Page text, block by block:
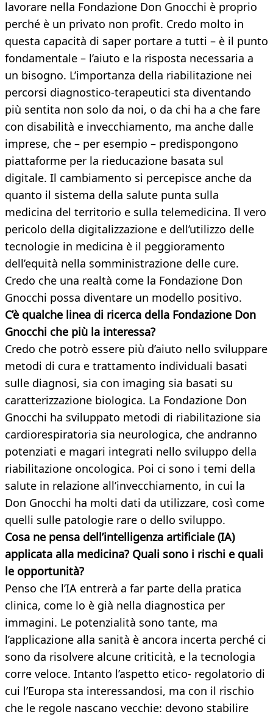
lavorare nella Fondazione Don Gnocchi è proprio
perché è un privato non profit. Credo molto in
questa capacità di saper portare a tutti – è il punto
fondamentale – l’aiuto e la risposta necessaria a
un bisogno. L’importanza della riabilitazione nei
percorsi diagnostico-terapeutici sta diventando
più sentita non solo da noi, o da chi ha a che fare
con disabilità e invecchiamento, ma anche dalle
imprese, che – per esempio – predispongono
piattaforme per la rieducazione basata sul
digitale. Il cambiamento si percepisce anche da
quanto il sistema della salute punta sulla
medicina del territorio e sulla telemedicina. Il vero
pericolo della digitalizzazione e dell’utilizzo delle
tecnologie in medicina è il peggioramento
dell’equità nella somministrazione delle cure.
Credo che una realtà come la Fondazione Don
Gnocchi possa diventare un modello positivo.
C’è qualche linea di ricerca della Fondazione Don
Gnocchi che più la interessa?
Credo che potrò essere più d’aiuto nello sviluppare
metodi di cura e trattamento individuali basati
sulle diagnosi, sia con imaging sia basati su
caratterizzazione biologica. La Fondazione Don
Gnocchi ha sviluppato metodi di riabilitazione sia
cardiorespiratoria sia neurologica, che andranno
potenziati e magari integrati nello sviluppo della
riabilitazione oncologica. Poi ci sono i temi della
salute in relazione all’invecchiamento, in cui la
Don Gnocchi ha molti dati da utilizzare, così come
quelli sulle patologie rare o dello sviluppo.
Cosa ne pensa dell’intelligenza artificiale (IA)
applicata alla medicina? Quali sono i rischi e quali
le opportunità?
Penso che l’IA entrerà a far parte della pratica
clinica, come lo è già nella diagnostica per
immagini. Le potenzialità sono tante, ma
l’applicazione alla sanità è ancora incerta perché ci
sono da risolvere alcune criticità, e la tecnologia
corre veloce. Intanto l’aspetto etico- regolatorio di
cui l’Europa sta interessandosi, ma con il rischio
che le regole nascano vecchie: devono stabilire